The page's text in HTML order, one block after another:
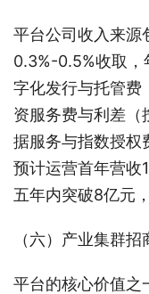
平台公司收入来源
0.3%-0.5%收取，
字化发行与托管费
资服务费与利差（
据服务与指数授权
预计运营首年营收
五年内突破8亿元
（六）产业集群招
平台的核心价值